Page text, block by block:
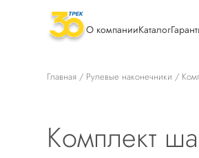
О компанииКаталог
Главная / Рулевые наконечники /
Комплект